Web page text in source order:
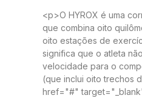
<p>O HYROX é uma
que combina oito
oito estações de
significa que o atleta
velocidade para o
(que inclui oito trechos
href="#"